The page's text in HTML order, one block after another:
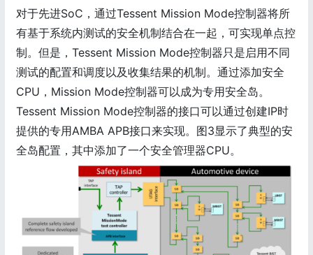
对于先进SoC，通过Tessent Mission Mode控制器将所
有基于系统内测试的安全机制结合在一起，可实现单点控
制。但是，Tessent Mission Mode控制器只是启用不同
测试的配置和调度以及收集结果的机制。通过添加安全
CPU，Mission Mode控制器可以成为专用安全岛。
Tessent Mission Mode控制器的接口可以通过创建IP时
提供的专用AMBA APB接口来实现。图3显示了典型的安
全岛配置，其中添加了一个安全管理器CPU。